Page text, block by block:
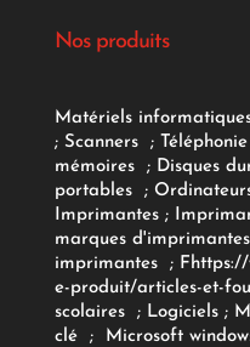
Nos produits
Matériels
; Scanners ; Téléphonie
mémoires
; Disques
portables
;
Imprimantes;
marques d'imprimantes
imprimantes
; F
e-produit/articles-et-
scolaires; Logiciels ;
clé
; Microsoft